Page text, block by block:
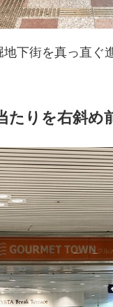
下街を真っ直ぐ
たりを右斜め